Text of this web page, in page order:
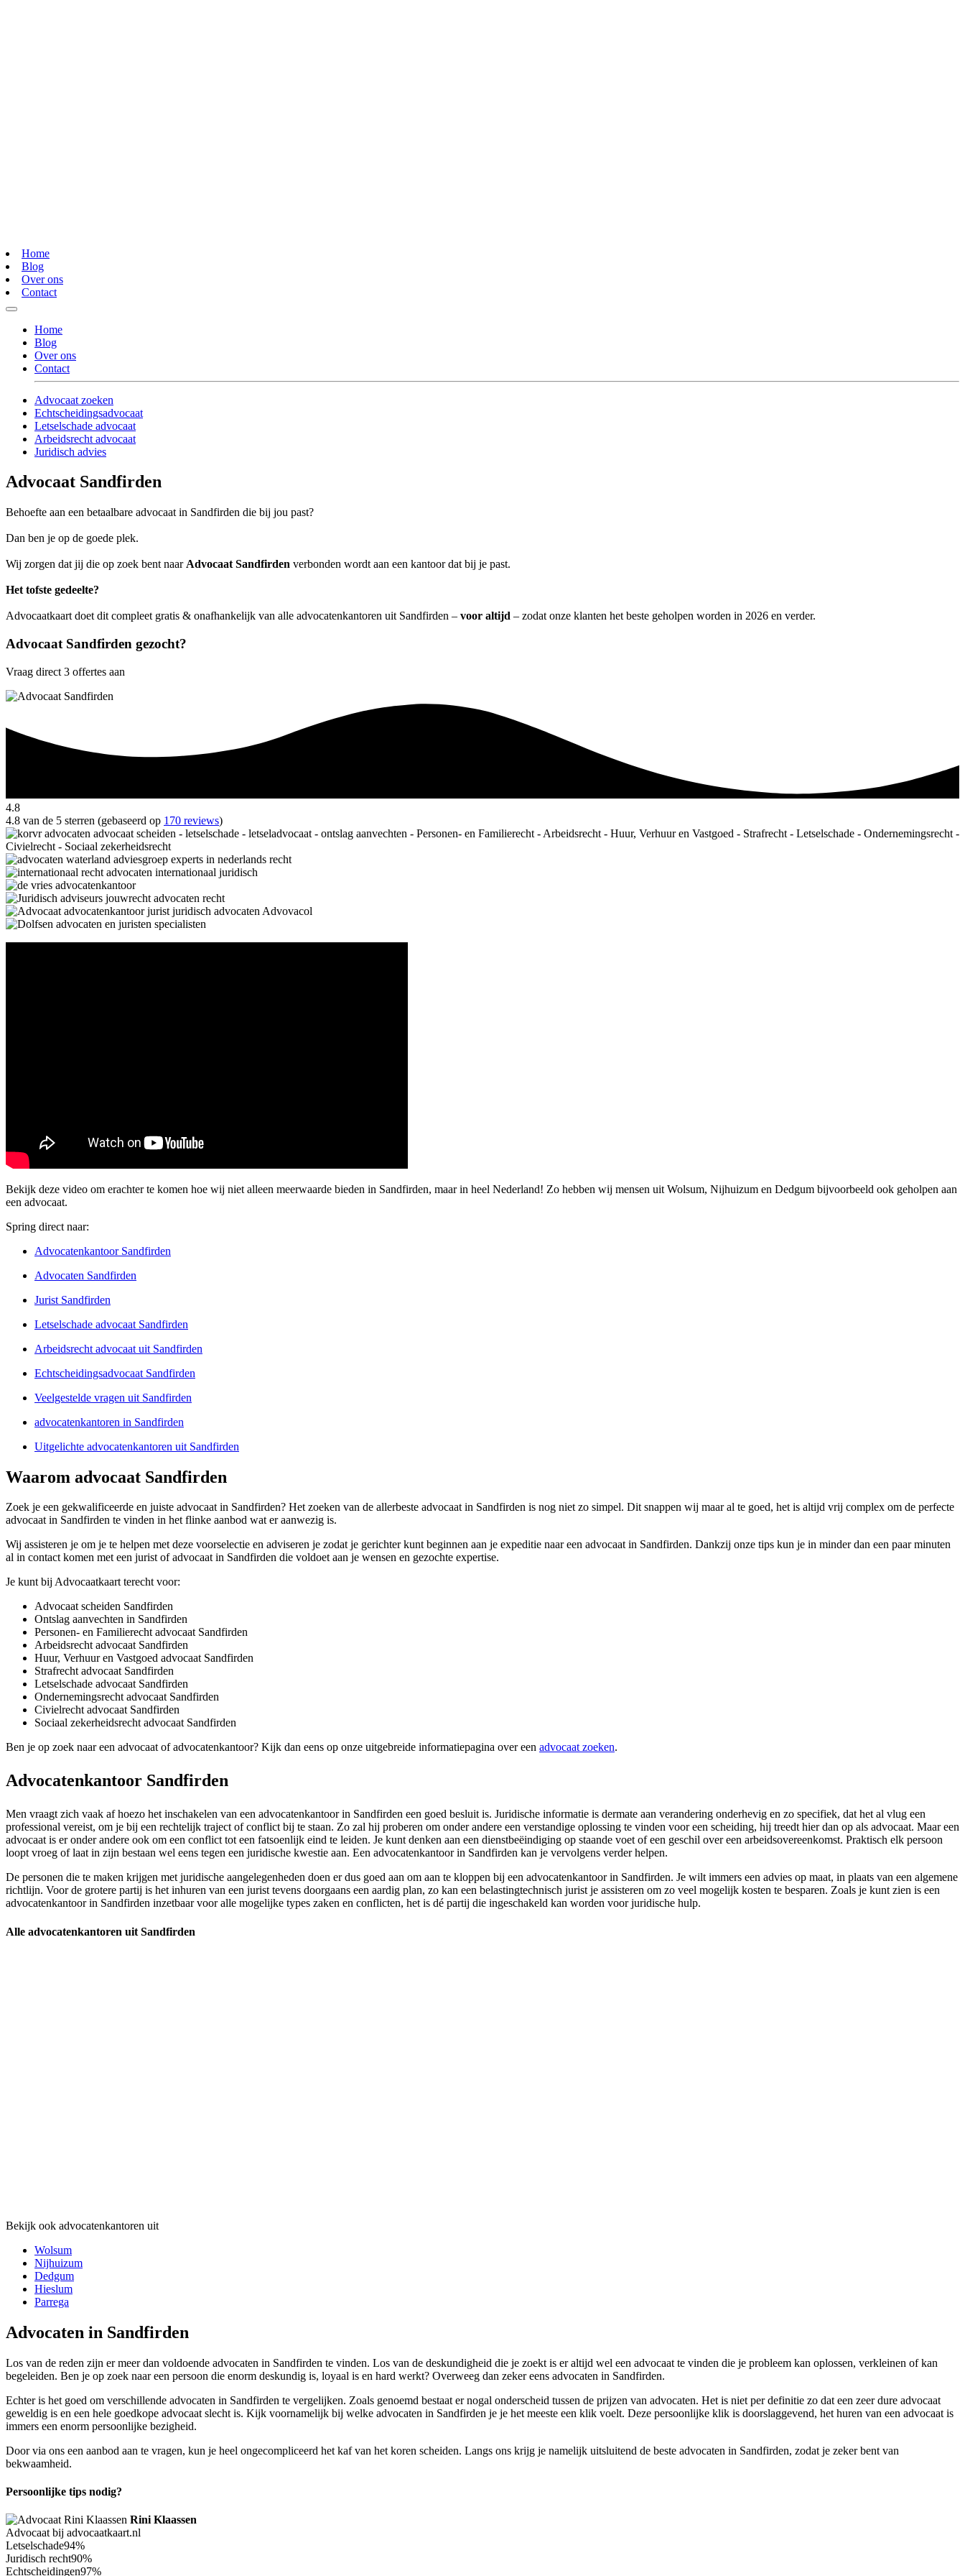
Home
Blog
Over ons
Contact
Home
Blog
Over ons
Contact
Advocaat zoeken
Echtscheidingsadvocaat
Letselschade advocaat
Arbeidsrecht advocaat
Juridisch advies
Advocaat Sandfirden
Behoefte aan een betaalbare advocaat in Sandfirden die bij jou past?
Dan ben je op de goede plek.
Wij zorgen dat jij die op zoek bent naar Advocaat Sandfirden verbonden wordt aan een kantoor dat bij je past.
Het tofste gedeelte?
Advocaatkaart doet dit compleet gratis & onafhankelijk van alle advocatenkantoren uit Sandfirden – voor altijd – zodat onze klanten het beste geholpen worden in 2026 en verder.
Advocaat Sandfirden gezocht?
Vraag direct 3 offertes aan
4.8
4.8 van de 5 sterren (gebaseerd op 170 reviews)
Bekijk deze video om erachter te komen hoe wij niet alleen meerwaarde bieden in Sandfirden, maar in heel Nederland! Zo hebben wij mensen uit Wolsum, Nijhuizum en Dedgum bijvoorbeeld ook geholpen aan
een advocaat.
Spring direct naar:
Advocatenkantoor Sandfirden
Advocaten Sandfirden
Jurist Sandfirden
Letselschade advocaat Sandfirden
Arbeidsrecht advocaat uit Sandfirden
Echtscheidingsadvocaat Sandfirden
Veelgestelde vragen uit Sandfirden
advocatenkantoren in Sandfirden
Uitgelichte advocatenkantoren uit Sandfirden
Waarom advocaat Sandfirden
Zoek je een gekwalificeerde en juiste advocaat in Sandfirden? Het zoeken van de allerbeste advocaat in Sandfirden is nog niet zo simpel. Dit snappen wij maar al te goed, het is altijd vrij complex om de perfecte
advocaat in Sandfirden te vinden in het flinke aanbod wat er aanwezig is.
Wij assisteren je om je te helpen met deze voorselectie en adviseren je zodat je gerichter kunt beginnen aan je expeditie naar een advocaat in Sandfirden. Dankzij onze tips kun je in minder dan een paar minuten
al in contact komen met een jurist of advocaat in Sandfirden die voldoet aan je wensen en gezochte expertise.
Je kunt bij Advocaatkaart terecht voor:
Advocaat scheiden Sandfirden
Ontslag aanvechten in Sandfirden
Personen- en Familierecht advocaat Sandfirden
Arbeidsrecht advocaat Sandfirden
Huur, Verhuur en Vastgoed advocaat Sandfirden
Strafrecht advocaat Sandfirden
Letselschade advocaat Sandfirden
Ondernemingsrecht advocaat Sandfirden
Civielrecht advocaat Sandfirden
Sociaal zekerheidsrecht advocaat Sandfirden
Ben je op zoek naar een advocaat of advocatenkantoor? Kijk dan eens op onze uitgebreide informatiepagina over een advocaat zoeken.
Advocatenkantoor Sandfirden
Men vraagt zich vaak af hoezo het inschakelen van een advocatenkantoor in Sandfirden een goed besluit is. Juridische informatie is dermate aan verandering onderhevig en zo specifiek, dat het al vlug een
professional vereist, om je bij een rechtelijk traject of conflict bij te staan. Zo zal hij proberen om onder andere een verstandige oplossing te vinden voor een scheiding, hij treedt hier dan op als advocaat. Maar een
advocaat is er onder andere ook om een conflict tot een fatsoenlijk eind te leiden. Je kunt denken aan een dienstbeëindiging op staande voet of een geschil over een arbeidsovereenkomst. Praktisch elk persoon
loopt vroeg of laat in zijn bestaan wel eens tegen een juridische kwestie aan. Een advocatenkantoor in Sandfirden kan je vervolgens verder helpen.
De personen die te maken krijgen met juridische aangelegenheden doen er dus goed aan om aan te kloppen bij een advocatenkantoor in Sandfirden. Je wilt immers een advies op maat, in plaats van een algemene
richtlijn. Voor de grotere partij is het inhuren van een jurist tevens doorgaans een aardig plan, zo kan een belastingtechnisch jurist je assisteren om zo veel mogelijk kosten te besparen. Zoals je kunt zien is een
advocatenkantoor in Sandfirden inzetbaar voor alle mogelijke types zaken en conflicten, het is dé partij die ingeschakeld kan worden voor juridische hulp.
Alle advocatenkantoren uit Sandfirden
Bekijk ook advocatenkantoren uit
Wolsum
Nijhuizum
Dedgum
Hieslum
Parrega
Advocaten in Sandfirden
Los van de reden zijn er meer dan voldoende advocaten in Sandfirden te vinden. Los van de deskundigheid die je zoekt is er altijd wel een advocaat te vinden die je probleem kan oplossen, verkleinen of kan
begeleiden. Ben je op zoek naar een persoon die enorm deskundig is, loyaal is en hard werkt? Overweeg dan zeker eens advocaten in Sandfirden.
Echter is het goed om verschillende advocaten in Sandfirden te vergelijken. Zoals genoemd bestaat er nogal onderscheid tussen de prijzen van advocaten. Het is niet per definitie zo dat een zeer dure advocaat
geweldig is en een hele goedkope advocaat slecht is. Kijk voornamelijk bij welke advocaten in Sandfirden je je het meeste een klik voelt. Deze persoonlijke klik is doorslaggevend, het huren van een advocaat is
immers een enorm persoonlijke bezigheid.
Door via ons een aanbod aan te vragen, kun je heel ongecompliceerd het kaf van het koren scheiden. Langs ons krijg je namelijk uitsluitend de beste advocaten in Sandfirden, zodat je zeker bent van
bekwaamheid.
Persoonlijke tips nodig?
Rini Klaassen
Advocaat bij advocaatkaart.nl
Letselschade94%
Juridisch recht90%
Echtscheidingen97%